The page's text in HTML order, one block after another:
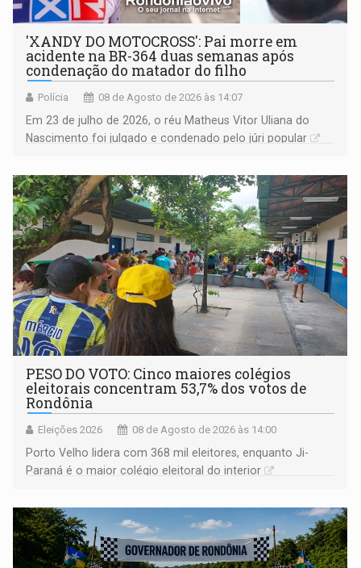
'XANDY DO MOTOCROSS': Pai morre em
acidente na BR-364 duas semanas após
condenação do matador do filho
Polícia 08 de Agosto de 2026 às 14:07
Em 23 de julho de 2026, o réu Matheus Vitor Uliana do
Nascimento foi julgado e condenado pelo júri popular
PESO DO VOTO: Cinco maiores colégios
eleitorais concentram 53,7% dos votos de
Rondônia
Eleições 2026 08 de Agosto de 2026 às 14:00
Porto Velho lidera com 368 mil eleitores, enquanto Ji-
Paraná é o maior colégio eleitoral do interior